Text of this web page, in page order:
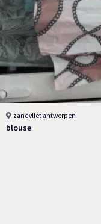
zandvliet antwerpen
blouse